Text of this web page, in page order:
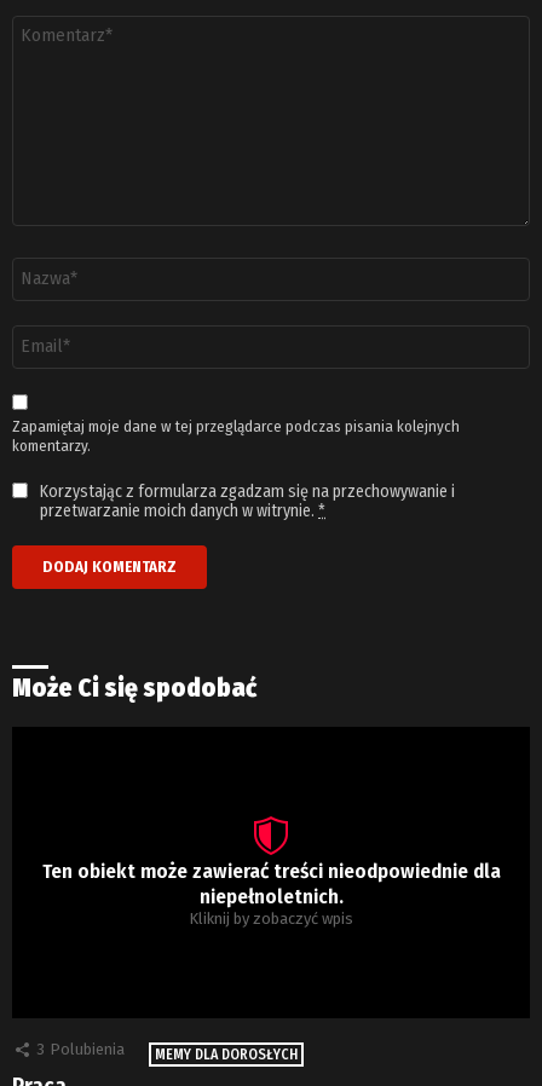
email
*
Zapamiętaj moje dane w tej przeglądarce podczas pisania kolejnych
komentarzy.
Korzystając z formularza zgadzam się na przechowywanie i
przetwarzanie moich danych w witrynie. *
Może Ci się spodobać
Ten obiekt może zawierać treści nieodpowiednie dla
niepełnoletnich.
Kliknij by zobaczyć wpis
3 Polubienia MEMY DLA DOROSŁYCH